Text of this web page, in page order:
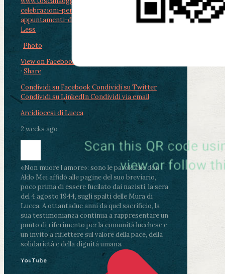
celebrazioni-per-don-aldo-mei-gli-
appuntamenti-dal-2-al-4-ago...
See MoreSee
Less
Photo
View on Facebook
· Share
Condividi su FacebookCondividi su Twitter
Condividi su LinkedInCondividi via email
Arcidiocesi di Lucca
2 weeks ago
«Non muore l’amore»: sono le parole che don
Aldo Mei affidò alle pagine del suo breviario,
poco prima di essere fucilato dai nazisti, la sera
del 4 agosto 1944, sugli spalti delle Mura di
Lucca. A ottantadue anni da quel sacrificio, la
sua testimonianza continua a rappresentare un
punto di riferimento per la comunità lucchese e
un invito a riflettere sul valore della pace, della
solidarietà e della dignità umana.
YouTube